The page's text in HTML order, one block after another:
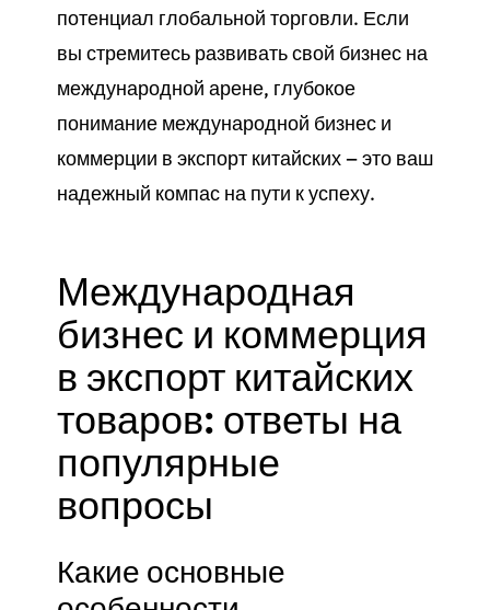
потенциал глобальной торговли. Если
вы стремитесь развивать свой бизнес на
международной арене, глубокое
понимание международной бизнес и
коммерции в экспорт китайских — это ваш
надежный компас на пути к успеху.
Международная
бизнес и коммерция
в экспорт китайских
товаров: ответы на
популярные
вопросы
Какие основные